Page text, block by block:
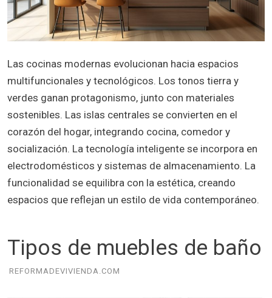
Las cocinas modernas evolucionan hacia espacios
multifuncionales y tecnológicos. Los tonos tierra y
verdes ganan protagonismo, junto con materiales
sostenibles. Las islas centrales se convierten en el
corazón del hogar, integrando cocina, comedor y
socialización. La tecnología inteligente se incorpora en
electrodomésticos y sistemas de almacenamiento. La
funcionalidad se equilibra con la estética, creando
espacios que reflejan un estilo de vida contemporáneo.
Tipos de muebles de baño
REFORMADEVIVIENDA.COM